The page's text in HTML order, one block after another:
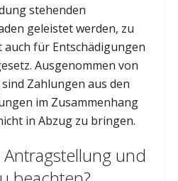
stehenden
geleistet werden, zu
für Entschädigungen
Ausgenommen von
Zahlungen aus den
im Zusammenhang
in Abzug zu bringen.
und